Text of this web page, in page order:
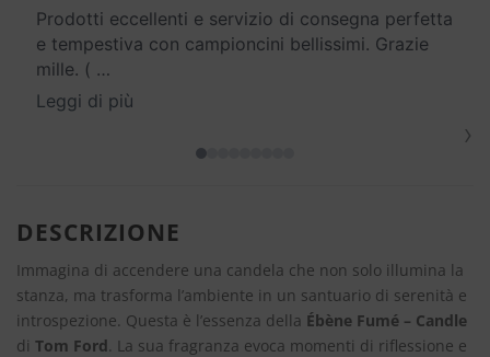
Prodotti eccellenti e servizio di consegna perfetta
e tempestiva con campioncini bellissimi. Grazie
mille. ( …
Leggi di più
›
DESCRIZIONE
Immagina di accendere una candela che non solo illumina la
stanza, ma trasforma l’ambiente in un santuario di serenità e
introspezione. Questa è l’essenza della Ébène Fumé – Candle
di Tom Ford. La sua fragranza evoca momenti di riflessione e